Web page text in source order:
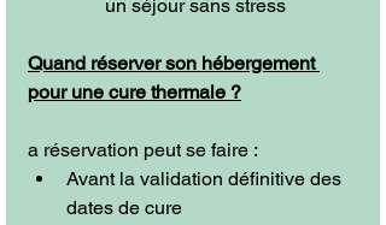
un séjour sans stress
Quand réserver son hébergement
pour une cure thermale ?
a réservation peut se faire :
Avant la validation définitive des
dates de cure